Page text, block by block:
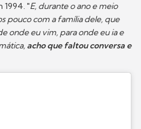
1994. "E, durante o ano e meio
pouco com a família dele, que
onde eu vim, para onde eu ia e
acho que faltou conversa e